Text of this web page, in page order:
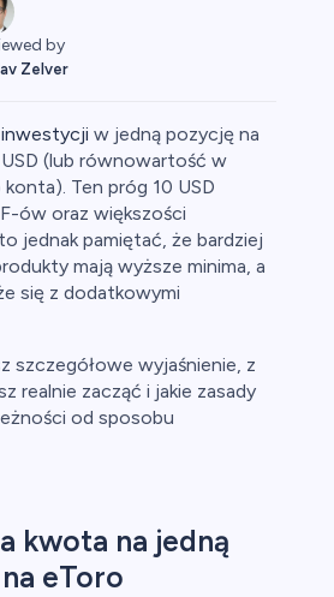
by
Zelver
inwestycji w jedną pozycję na
(lub równowartość w
Ten próg 10 USD
ów oraz większości
jednak pamiętać, że bardziej
mają wyższe minima, a
się z dodatkowymi
szczegółowe wyjaśnienie, z
realnie zacząć i jakie zasady
od sposobu
kwota na jedną
eToro